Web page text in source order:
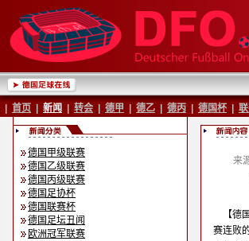
首页 新闻 转会 德甲 德乙 德丙 德国杯
德国甲级联赛
德国乙级联赛
德国丙级联赛
德国足协杯
德国联赛杯
德国足坛丑闻
欧洲冠军联赛
来
【德
赛连败